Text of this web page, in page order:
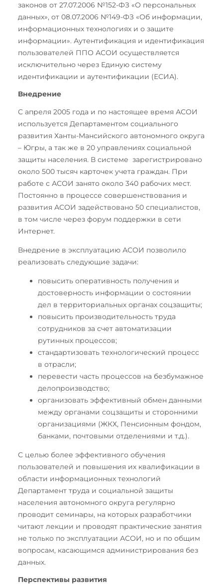
законов от 27.07.2006 №152-ФЗ «О персональных
данных», от 08.07.2006 №149-ФЗ «Об информации,
информационных технологиях и о защите
информации». Аутентификация и идентификация
пользователей ППО АСОИ осуществляется
исключительно через Единую систему
идентификации и аутентификации (ЕСИА).
Внедрение
С апреля 2005 года и по настоящее время АСОИ
используется Департаментом социального
развития Ханты-Мансийского автономного округа
– Югры, а так же в 20 управлениях социальной
защиты населения. В системе зарегистрировано
около 500 тысяч карточек учета граждан. При
работе с АСОИ занято около 340 рабочих мест.
Постоянно в процессе совершенствования и
развития АСОИ задействовано 50 специалистов,
в том числе через форум поддержки в сети
Интернет.
Внедрение в эксплуатацию АСОИ позволило
реализовать следующие задачи:
повысить оперативность получения и
достоверность информации о состоянии
дел в территориальных органах соцзащиты;
повысить производительность труда
сотрудников за счет автоматизации
рутинных процессов;
стандартизовать технологический процесс
в отрасли;
перевести часть процессов на безбумажное
делопроизводство;
организовать эффективный обмен данными
между органами соцзащиты и сторонними
организациями (ЖКХ, Пенсионным фондом,
банками, почтовыми отделениями и т.д.).
С целью более эффективного обучения
пользователей и повышения их квалификации в
области информационных технологий
Департамент труда и социальной защиты
населения автономного округа регулярно
проводит семинары, на которых разработчики
читают лекции и проводят практические занятия
не только по эксплуатации АСОИ, но и по общим
вопросам, касающимся администрирования без
данных.
Перспективы развития